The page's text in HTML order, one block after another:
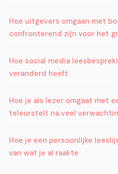
Hoe uitgevers omgaan met
confronterend zijn voor het
Hoe social media
veranderd heeft
Hoe je als lezer omgaat met
teleurstelt na veel
Hoe je een persoonlijke
van wat je al raakte